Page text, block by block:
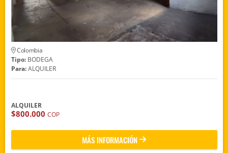
Colombia
Tipo:BODEGA
Para:ALQUILER
ALQUILER
$800.000 COP
MÁS INFORMACIÓN